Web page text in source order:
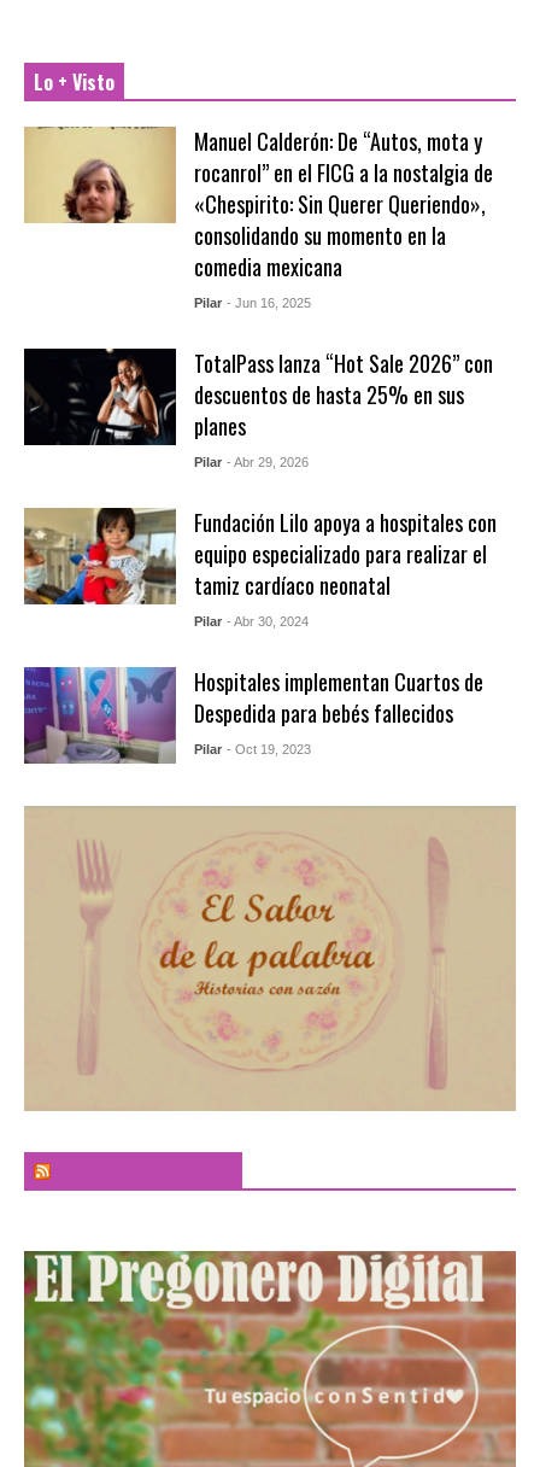
Lo + Visto
Manuel Calderón: De “Autos, mota y
rocanrol” en el FICG a la nostalgia de
«Chespirito: Sin Querer Queriendo»,
consolidando su momento en la
comedia mexicana
Pilar - Jun 16, 2025
TotalPass lanza “Hot Sale 2026” con
descuentos de hasta 25% en sus
planes
Pilar - Abr 29, 2026
Fundación Lilo apoya a hospitales con
equipo especializado para realizar el
tamiz cardíaco neonatal
Pilar - Abr 30, 2024
Hospitales implementan Cuartos de
Despedida para bebés fallecidos
Pilar - Oct 19, 2023